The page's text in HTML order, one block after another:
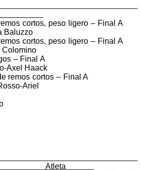
Prueba
cortos, peso ligero – Final A
Baluzzo
cortos, peso ligero – Final A
Colomino
largos – Final A
Axel Haack
de remos cortos – Final A
Ariel
Rival
Atleta